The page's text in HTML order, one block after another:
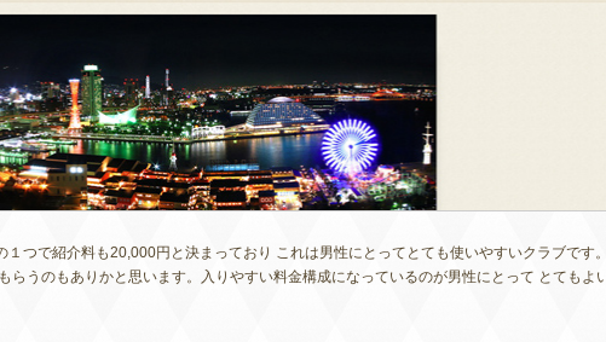
１つで紹介料も20,000円と決まっており これは男性にとってとても使いやすいクラブです
らうのもありかと思います。入りやすい料金構成になっているのが男性にとって とてもよ